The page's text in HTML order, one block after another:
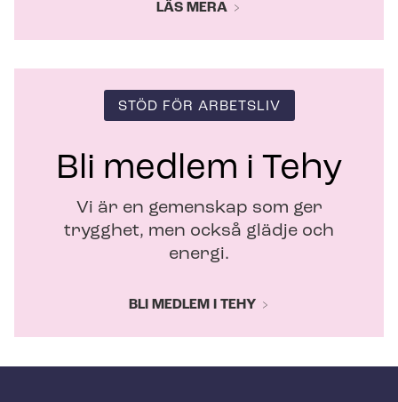
LÄS MERA
STÖD FÖR ARBETSLIV
Bli medlem i Tehy
Vi är en gemenskap som ger
trygghet, men också glädje och
energi.
BLI MEDLEM I TEHY